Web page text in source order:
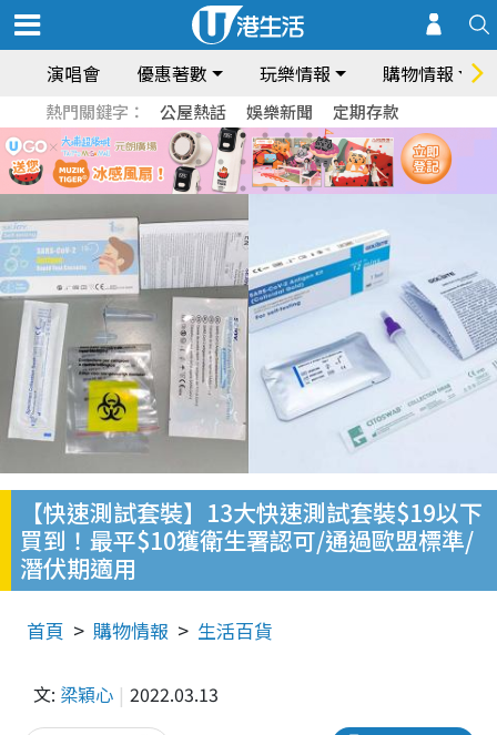
演唱會 優惠著數 玩樂情報 購物情報
熱門關鍵字： 公屋熱話 娛樂新聞 定期存款
【快速測試套裝】13大快速測試套裝$19以下
買到！最平$10獲衛生署認可/通過歐盟標準/
潛伏期適用
首頁 購物情報 生活百貨
文: 梁穎心 2022.03.13